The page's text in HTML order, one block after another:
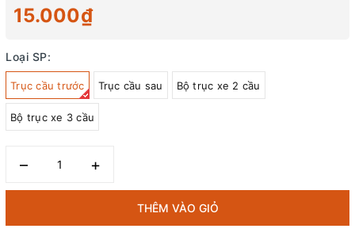
15.000₫
Loại SP:
Trục cầu trước Trục cầu sau Bộ trục xe 2 cầu
Bộ trục xe 3 cầu
– +
THÊM VÀO GIỎ